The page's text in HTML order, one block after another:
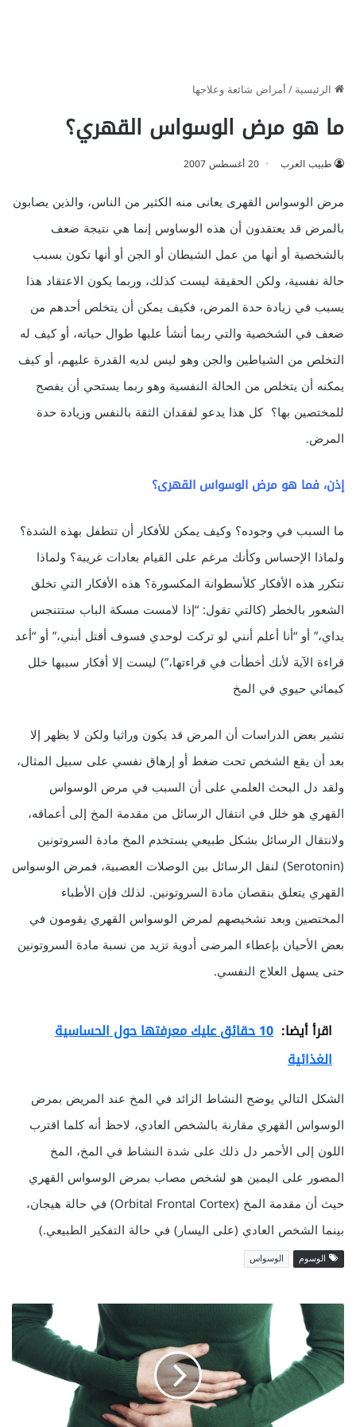
الرئيسية/أمراض شائعة وعلاجها
ما هو مرض الوسواس القهري؟
طبيب العرب 20 أغسطس 2007
مرض الوسواس القهرى يعانى منه الكثير من الناس، والذين يصابون
بالمرض قد يعتقدون أن هذه الوساوس إنما هي نتيجة ضعف
بالشخصية أو أنها من عمل الشيطان أو الجن أو أنها تكون بسبب
حالة نفسية، ولكن الحقيقة ليست كذلك، وربما يكون الاعتقاد هذا
يسبب في زيادة حدة المرض، فكيف يمكن أن يتخلص أحدهم من
ضعف في الشخصية والتي ربما أنشأ عليها طوال حياته، أو كيف له
التخلص من الشياطين والجن وهو ليس لديه القدرة عليهم، أو كيف
يمكنه أن يتخلص من الحالة النفسية وهو ربما يستحي أن يفصح
للمختصين بها؟ كل هذا يدعو لفقدان الثقة بالنفس وزيادة حدة
المرض.
إذن، فما هو مرض الوسواس القهرى؟
ما السبب في وجوده؟ وكيف يمكن للأفكار أن تتطفل بهذه الشدة؟
ولماذا الإحساس وكأنك مرغم على القيام بعادات غريبة؟ ولماذا
تتكرر هذه الأفكار كلأسطوانة المكسورة؟ هذه الأفكار التي تخلق
الشعور بالخطر (كالتي تقول: “إذا لامست مسكة الباب ستتنجس
يداي،” أو “أنا أعلم أنني لو تركت لوحدي فسوف أقتل أبني،” أو “أعد
قراءة الآية لأنك أخطأت في قراءتها،”) ليست إلا أفكار سببها خلل
كيمائي حيوي في المخ
تشير بعض الدراسات أن المرض قد يكون وراثيا ولكن لا يظهر إلا
بعد أن يقع الشخص تحت ضغط أو إرهاق نفسي على سبيل المثال،
ولقد دل البحث العلمي على أن السبب في مرض الوسواس
القهري هو خلل في انتقال الرسائل من مقدمة المخ إلى أعماقه،
ولانتقال الرسائل بشكل طبيعي يستخدم المخ مادة السروتونين
(Serotonin) لنقل الرسائل بين الوصلات العصبية، فمرض الوسواس
القهري يتعلق بنقصان مادة السروتونين. لذلك فإن الأطباء
المختصين وبعد تشخيصهم لمرض الوسواس القهري يقومون في
بعض الأحيان بإعطاء المرضى أدوية تزيد من نسبة مادة السروتونين
حتى يسهل العلاج النفسي.
اقرأ أيضا:
10 حقائق عليك معرفتها حول الحساسية
الغذائية
الشكل التالي يوضح النشاط الزائد في المخ عند المريض بمرض
الوسواس القهري مقارنة بالشخص العادي، لاحظ أنه كلما اقترب
اللون إلى الأحمر دل ذلك على شدة النشاط في المخ، المخ
المصور على اليمين هو لشخص مصاب بمرض الوسواس القهري
حيث أن مقدمة المخ (Orbital Frontal Cortex) في حالة هيجان،
بينما الشخص العادي (على اليسار) في حالة التفكير الطبيعي.)
الوسوم الوسواس
ا
ل
ا
م
س